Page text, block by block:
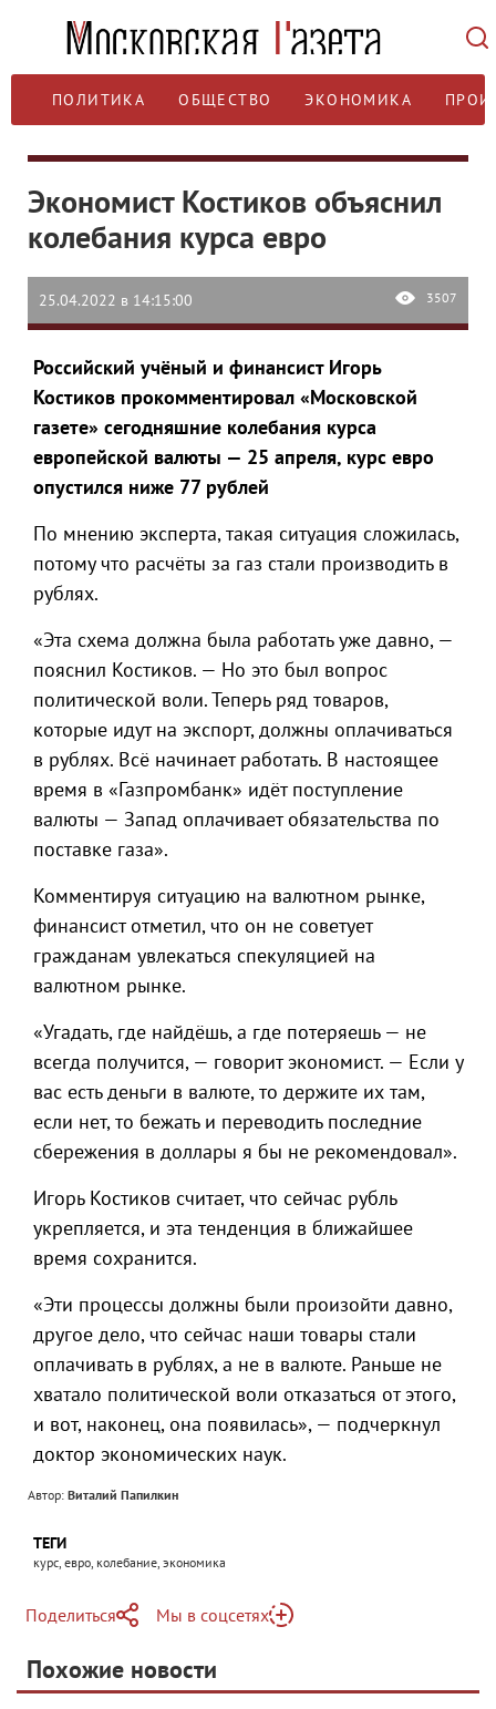
ПОЛИТИКА ОБЩЕСТВО ЭКОНОМИКА
Экономист Костиков объяснил
колебания курса евро
25.04.2022 в 14:15:00 3507
Российский учёный и финансист Игорь
Костиков прокомментировал «Московской
газете» сегодняшние колебания курса
европейской валюты — 25 апреля, курс евро
опустился ниже 77 рублей
По мнению эксперта, такая ситуация сложилась,
потому что расчёты за газ стали производить в
рублях.
«Эта схема должна была работать уже давно, —
пояснил Костиков. — Но это был вопрос
политической воли. Теперь ряд товаров,
которые идут на экспорт, должны оплачиваться
в рублях. Всё начинает работать. В настоящее
время в «Газпромбанк» идёт поступление
валюты — Запад оплачивает обязательства по
поставке газа».
Комментируя ситуацию на валютном рынке,
финансист отметил, что он не советует
гражданам увлекаться спекуляцией на
валютном рынке.
«Угадать, где найдёшь, а где потеряешь — не
всегда получится, — говорит экономист. — Если у
вас есть деньги в валюте, то держите их там,
если нет, то бежать и переводить последние
сбережения в доллары я бы не рекомендовал».
Игорь Костиков считает, что сейчас рубль
укрепляется, и эта тенденция в ближайшее
время сохранится.
«Эти процессы должны были произойти давно,
другое дело, что сейчас наши товары стали
оплачивать в рублях, а не в валюте. Раньше не
хватало политической воли отказаться от этого,
и вот, наконец, она появилась», — подчеркнул
доктор экономических наук.
Автор: Виталий Папилкин
ТЕГИ
курс, евро, колебание, экономика
Поделиться
Telegram
Мы в соцсетях
Яндекс Дзен
Похожие новости